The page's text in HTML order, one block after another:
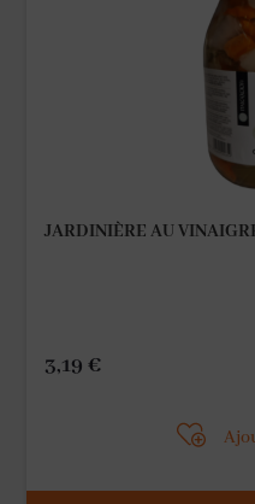
JARDINIÈRE AU
3,19€